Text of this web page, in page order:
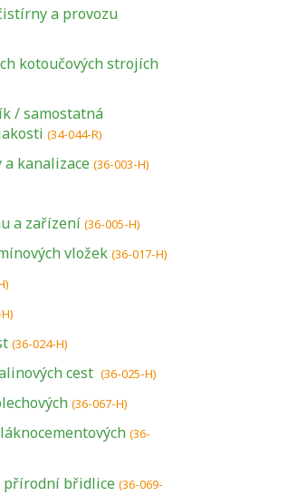
a provozu
kotoučových strojích
/ samostatná
(34-044-R)
kanalizace (36-003-H)
a zařízení (36-005-H)
vložek (36-017-H)
(36-024-H)
cest (36-025-H)
(36-067-H)
(36-
přírodní břidlice (36-069-